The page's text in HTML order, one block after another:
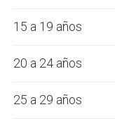
15 a 19 años
20 a 24 años
25 a 29 años